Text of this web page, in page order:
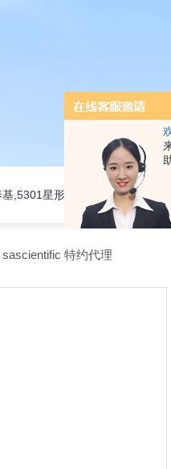
,5301星形细胞培养基
特约代理